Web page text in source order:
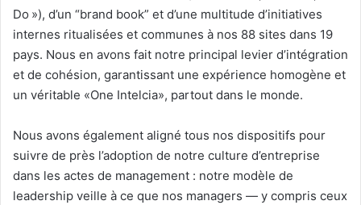
Do »), d’un “brand book” et d’une multitude d’initiatives
internes ritualisées et communes à nos 88 sites dans 19
pays. Nous en avons fait notre principal levier d’intégration
et de cohésion, garantissant une expérience homogène et
un véritable «One Intelcia», partout dans le monde.
Nous avons également aligné tous nos dispositifs pour
suivre de près l’adoption de notre culture d’entreprise
dans les actes de management : notre modèle de
leadership veille à ce que nos managers — y compris ceux